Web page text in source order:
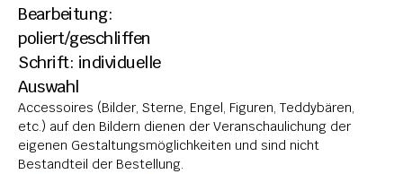
LIEGESTEINE
URNENANLAGEN
LEUCHTGRABMALE
ACCESSOIRES
KONTAKT
Bearbeitung:
poliert/geschliffen
Schrift: individuelle
Auswahl
Accessoires (Bilder, Sterne, Engel, Figuren, Teddybären,
etc.) auf den Bildern dienen der Veranschaulichung der
eigenen Gestaltungsmöglichkeiten und sind nicht
Bestandteil der Bestellung.